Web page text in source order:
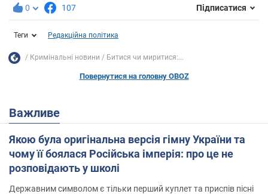
0 107 Підписатися
Теги Редакційна політика
Кримінальні новини Битися чи миритися:...
Повернутися на головну OBOZ
Важливе
Якою була оригінальна версія гімну України та
чому її боялася Російська імперія: про це не
розповідають у школі
Державним символом є тільки перший куплет та приспів пісні